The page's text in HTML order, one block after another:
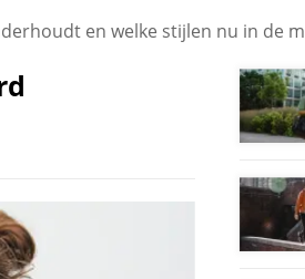
en welke stijlen nu in de